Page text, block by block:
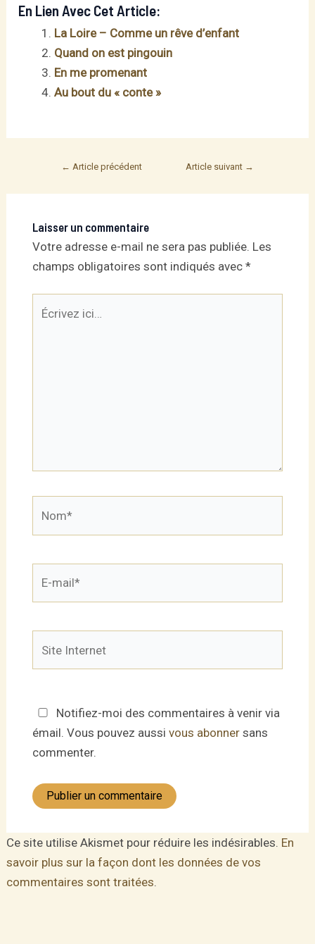
En Lien Avec Cet Article:
La Loire – Comme un rêve d’enfant
Quand on est pingouin
En me promenant
Au bout du « conte »
Post
← Article précédent Article suivant →
Laisser un commentaire
Votre adresse e-mail ne sera pas publiée. Les
champs obligatoires sont indiqués avec *
Internet
Notifiez-moi des commentaires à venir via
émail. Vous pouvez aussi vous abonnersans
commenter.
Ce site utilise Akismet pour réduire les indésirables. En
savoir plus sur la façon dont les données de vos
commentaires sont traitées.